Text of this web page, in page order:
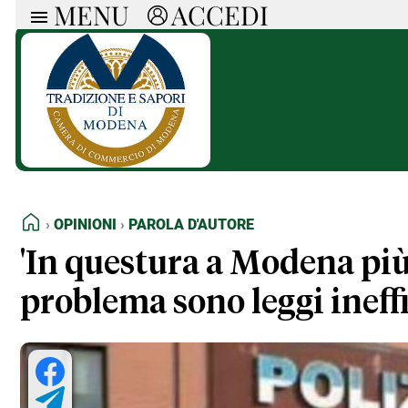
MENU ACCEDI
ARTICOLI
Politica
Economia
Società
La Nera
Che Cultura
La Provincia
Mondo
Italia
Tutti gli Articoli
Ricerca
HOME
OPINIONI PAROLA D'AUTORE
'In questura a Modena
problema sono leggi